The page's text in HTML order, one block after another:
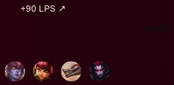
+90 LPS ↗